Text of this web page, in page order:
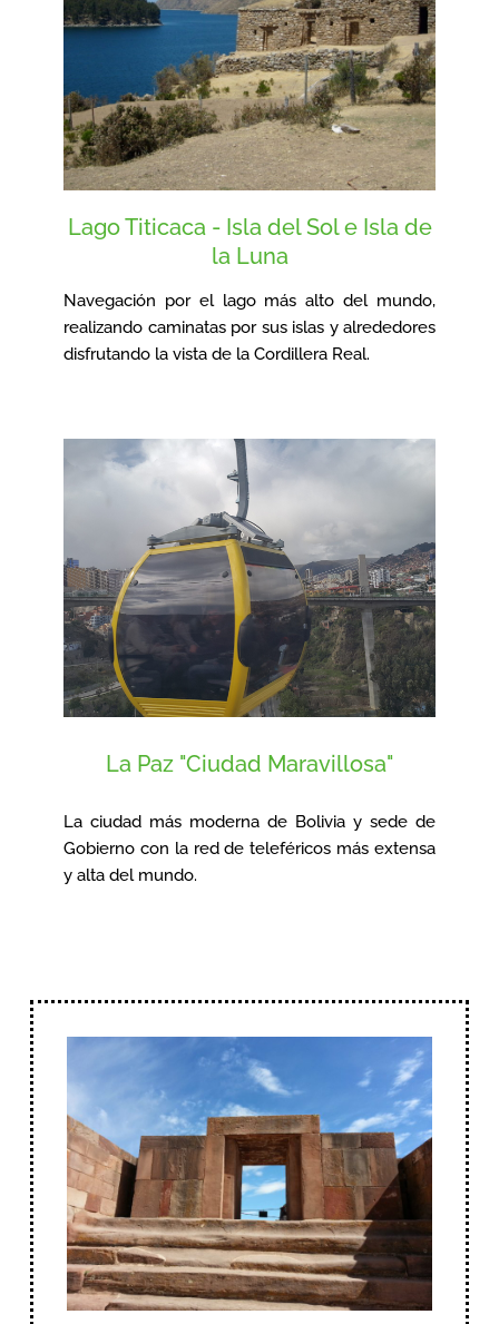
Lago Titicaca - Isla del Sol e Isla de
la Luna
Navegación por el lago más alto del mundo,
realizando caminatas por sus islas y alrededores
disfrutando la vista de la Cordillera Real.
La Paz "Ciudad Maravillosa"
La ciudad más moderna de Bolivia y sede de
Gobierno con la red de teleféricos más extensa
y alta del mundo.